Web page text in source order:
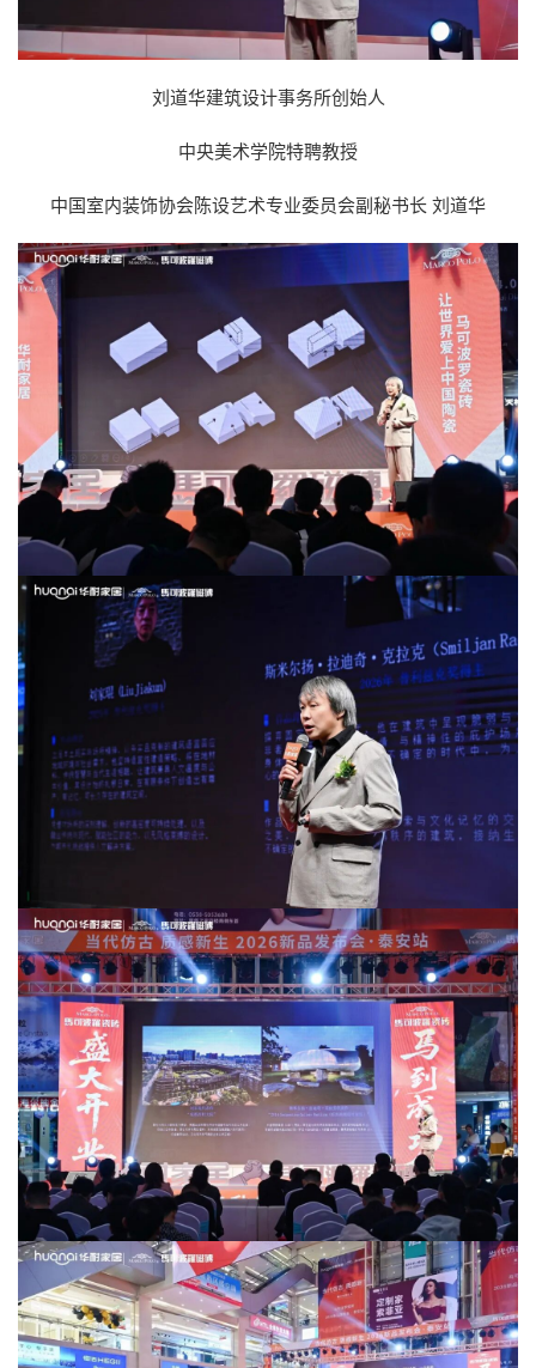
刘道华建筑设计事务所创始人
中央美术学院特聘教授
中国室内装饰协会陈设艺术专业委员会副秘书长 刘道华